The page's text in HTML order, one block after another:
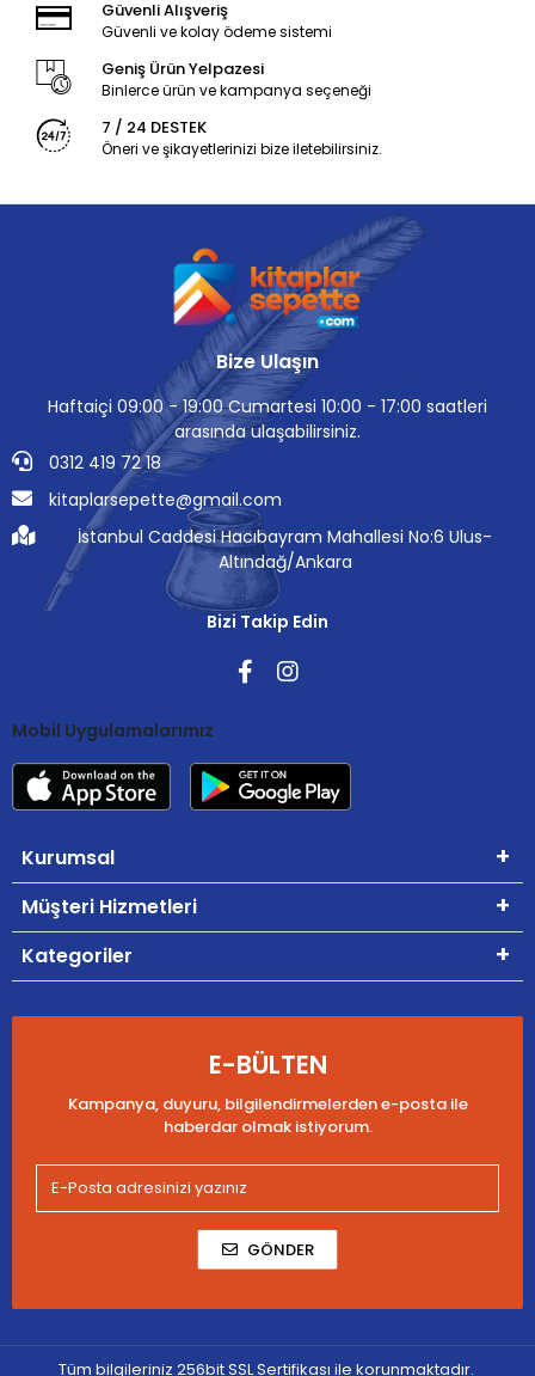
Güvenli Alışveriş
Güvenli ve kolay ödeme sistemi
Geniş Ürün Yelpazesi
Binlerce ürün ve kampanya seçeneği
7 / 24 DESTEK
Öneri ve şikayetlerinizi bize iletebilirsiniz.
Bize Ulaşın
Haftaiçi 09:00 - 19:00 Cumartesi 10:00 - 17:00 saatleri
arasında ulaşabilirsiniz.
0312 419 72 18
kitaplarsepette@gmail.com
İstanbul Caddesi Hacıbayram Mahallesi No:6 Ulus-
Altındağ/Ankara
Bizi Takip Edin
Mobil Uygulamalarımız
Kurumsal
Müşteri Hizmetleri
Kategoriler
E-BÜLTEN
Kampanya, duyuru, bilgilendirmelerden e-posta ile
haberdar olmak istiyorum.
GÖNDER
Tüm bilgileriniz 256bit SSL Sertifikası ile korunmaktadır.